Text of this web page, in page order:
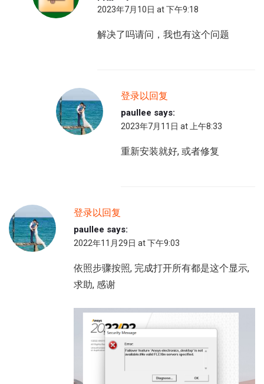
2023年7月10日 at 下午9:18
解决了吗请问，我也有这个问题
登录以回复
paullee says:
2023年7月11日 at 上午8:33
重新安装就好, 或者修复
登录以回复
paullee says:
2022年11月29日 at 下午9:03
依照步骤按照, 完成打开所有都是这个显示,
求助, 感谢